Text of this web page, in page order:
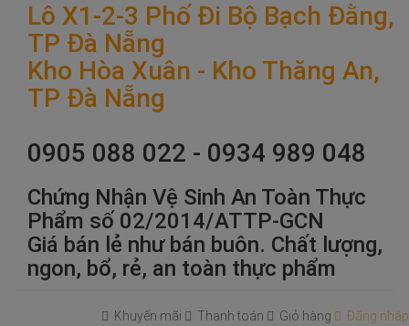
Lô X1-2-3 Phố Đi Bộ Bạch Đằng,
TP Đà Nẵng
Kho Hòa Xuân - Kho Thăng An,
TP Đà Nẵng
0905 088 022 - 0934 989 048
Chứng Nhận Vệ Sinh An Toàn Thực
Phẩm số 02/2014/ATTP-GCN
Giá bán lẻ như bán buôn. Chất lượng,
ngon, bổ, rẻ, an toàn thực phẩm
Khuyến mãi Thanh toán Giỏ hàng Đăng nhập